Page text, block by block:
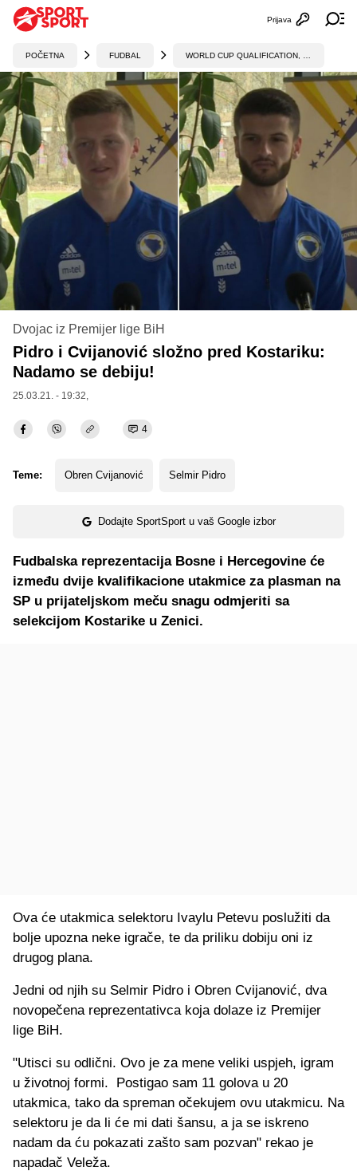
Otvori
Prijava
POČETNA FUDBAL
Dvojac iz Premijer lige BiH
Pidro i Cvijanović složno pred Kostariku:
Nadamo se debiju!
25.03.21. - 19:32,
4
Teme: Obren Cvijanović Selmir Pidro
Dodajte SportSport u vaš Google izbor
Fudbalska reprezentacija Bosne i Hercegovine će
između dvije kvalifikacione utakmice za plasman na
SP u prijateljskom meču snagu odmjeriti sa
selekcijom Kostarike u Zenici.
Ova će utakmica selektoru Ivaylu Petevu poslužiti da
bolje upozna neke igrače, te da priliku dobiju oni iz
drugog plana.
Jedni od njih su Selmir Pidro i Obren Cvijanović, dva
novopečena reprezentativca koja dolaze iz Premijer
lige BiH.
"Utisci su odlični. Ovo je za mene veliki uspjeh, igram
u životnoj formi. Postigao sam 11 golova u 20
utakmica, tako da spreman očekujem ovu utakmicu. Na
selektoru je da li će mi dati šansu, a ja se iskreno
nadam da ću pokazati zašto sam pozvan" rekao je
napadač Veleža.